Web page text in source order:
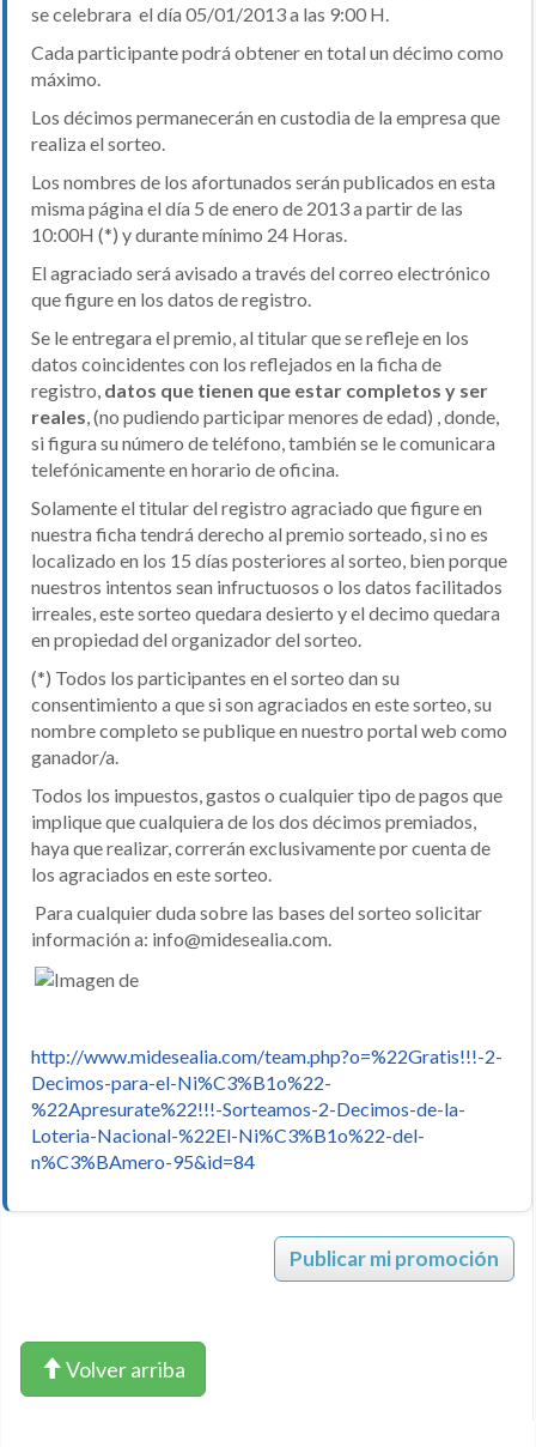
se celebrara el día 05/01/2013 a las 9:00 H.
Cada participante podrá obtener en total un décimo como
máximo.
Los décimos permanecerán en custodia de la empresa que
realiza el sorteo.
Los nombres de los afortunados serán publicados en esta
misma página el día 5 de enero de 2013 a partir de las
10:00H (*) y durante mínimo 24 Horas.
El agraciado será avisado a través del correo electrónico
que figure en los datos de registro.
Se le entregara el premio, al titular que se refleje en los
datos coincidentes con los reflejados en la ficha de
registro, datos que tienen que estar completos y ser
reales, (no pudiendo participar menores de edad) , donde,
si figura su número de teléfono, también se le comunicara
telefónicamente en horario de oficina.
Solamente el titular del registro agraciado que figure en
nuestra ficha tendrá derecho al premio sorteado, si no es
localizado en los 15 días posteriores al sorteo, bien porque
nuestros intentos sean infructuosos o los datos facilitados
irreales, este sorteo quedara desierto y el decimo quedara
en propiedad del organizador del sorteo.
(*) Todos los participantes en el sorteo dan su
consentimiento a que si son agraciados en este sorteo, su
nombre completo se publique en nuestro portal web como
ganador/a.
Todos los impuestos, gastos o cualquier tipo de pagos que
implique que cualquiera de los dos décimos premiados,
haya que realizar, correrán exclusivamente por cuenta de
los agraciados en este sorteo.
Para cualquier duda sobre las bases del sorteo solicitar
información a: info@midesealia.com.
http://www.midesealia.com/team.php?o=%22Gratis!!!-2-
Decimos-para-el-Ni%C3%B1o%22-
%22Apresurate%22!!!-Sorteamos-2-Decimos-de-la-
Loteria-Nacional-%22El-Ni%C3%B1o%22-del-
n%C3%BAmero-95&id=84
Publicar mi promoción
Volver arriba